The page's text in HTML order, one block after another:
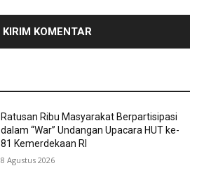
Ratusan Ribu Masyarakat Berpartisipasi
dalam “War” Undangan Upacara HUT ke-
81 Kemerdekaan RI
8 Agustus 2026